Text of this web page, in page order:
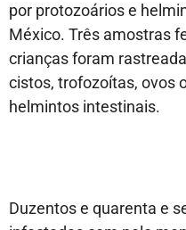
por protozoários e
México. Três amostras
crianças foram
cistos, trofozoítas, ovos
helmintos intestinais.
Duzentos e quarenta e